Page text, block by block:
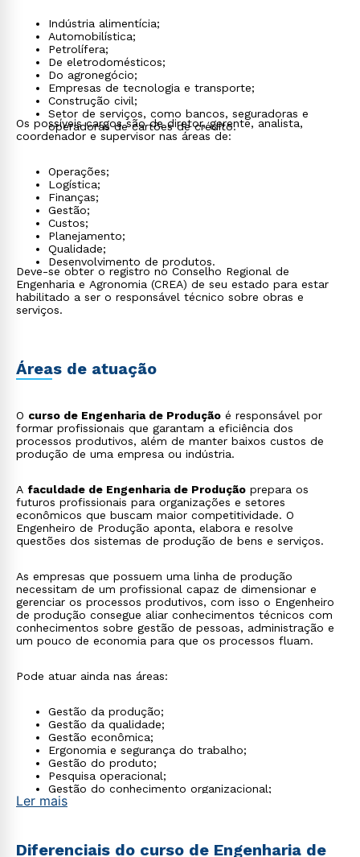
Indústria alimentícia;
Automobilística;
Petrolífera;
De eletrodomésticos;
Do agronegócio;
Empresas de tecnologia e transporte;
Construção civil;
Setor de serviços, como bancos, seguradoras e
operadoras de cartões de crédito.
Os possíveis cargos são de diretor, gerente, analista,
coordenador e supervisor nas áreas de:
Operações;
Logística;
Finanças;
Gestão;
Custos;
Planejamento;
Qualidade;
Desenvolvimento de produtos.
Deve-se obter o registro no Conselho Regional de
Engenharia e Agronomia (CREA) de seu estado para estar
habilitado a ser o responsável técnico sobre obras e
serviços.
Áreas de atuação
O curso de Engenharia de Produção é responsável por
formar profissionais que garantam a eficiência dos
processos produtivos, além de manter baixos custos de
produção de uma empresa ou indústria.
A faculdade de Engenharia de Produção prepara os
futuros profissionais para organizações e setores
econômicos que buscam maior competitividade. O
Engenheiro de Produção aponta, elabora e resolve
questões dos sistemas de produção de bens e serviços.
As empresas que possuem uma linha de produção
necessitam de um profissional capaz de dimensionar e
gerenciar os processos produtivos, com isso o Engenheiro
de produção consegue aliar conhecimentos técnicos com
conhecimentos sobre gestão de pessoas, administração e
um pouco de economia para que os processos fluam.
Pode atuar ainda nas áreas:
Gestão da produção;
Gestão da qualidade;
Gestão econômica;
Ergonomia e segurança do trabalho;
Gestão do produto;
Pesquisa operacional;
Gestão do conhecimento organizacional;
Gestão ambiental.
Ler mais
Diferenciais do curso de Engenharia de